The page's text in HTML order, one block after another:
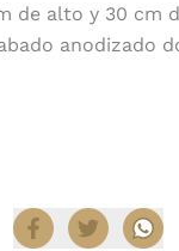
de alto y 30 cm
anodizado